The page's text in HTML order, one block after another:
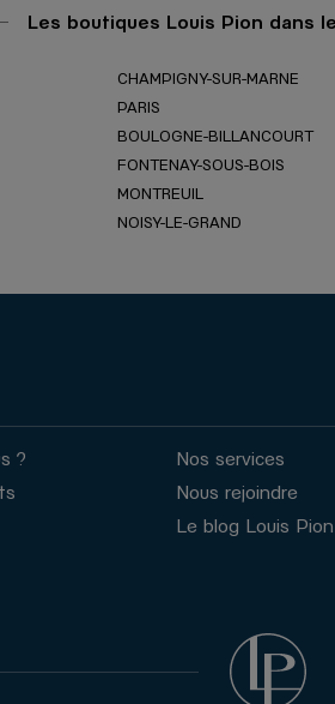
Les boutiques Louis Pion dans
CHAMPIGNY-SUR-MARNE
PARIS
BOULOGNE-BILLANCOURT
FONTENAY-SOUS-BOIS
MONTREUIL
NOISY-LE-GRAND
?
Nos services
Nous rejoindre
Le blog Louis Pion